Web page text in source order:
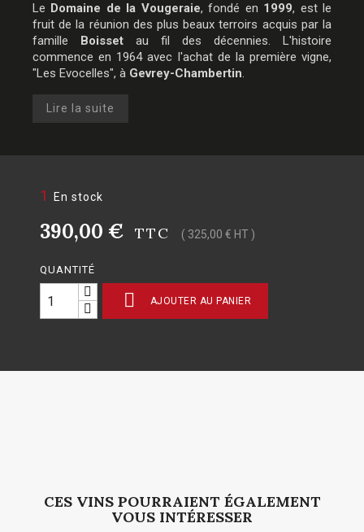
Le Domaine de la Vougeraie, fondé en 1999, est le
fruit de la réunion des plus beaux terroirs acquis par la
famille Boisset au fil des décennies. L'histoire
commence en 1964 avec l'achat de la première vigne,
"Les Evocelles", à Gevrey-Chambertin.
Lire la suite
1 En stock
390,00 € TTC ( 325,00 € HT )
QUANTITÉ
 AJOUTER AU PANIER
CES VINS POURRAIENT ÉGALEMENT
VOUS INTÉRESSER